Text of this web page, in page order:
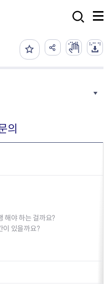
의
해야 하는 걸까요?
이 있을까요?